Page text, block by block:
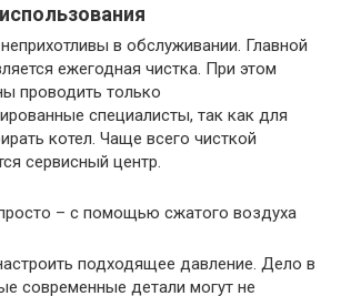
в обслуживании. Главной
ежегодная чистка. При этом
проводить только
специалисты, так как для
котел. Чаще всего чисткой
сервисный центр.
– с помощью сжатого воздуха
подходящее давление. Дело в
современные детали могут не